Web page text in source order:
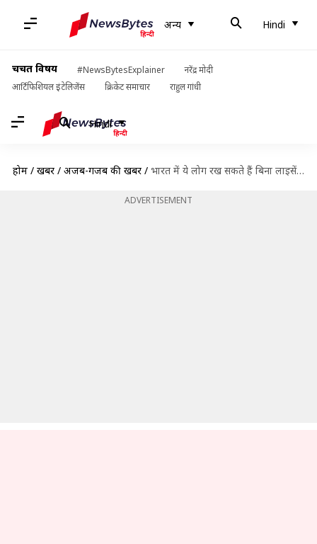
अन्य Hindi
चर्चित विषय #NewsBytesExplainer
नरेंद्र मोदी
आर्टिफिशियल इंटेलिजेंस
क्रिकेट समाचार राहुल गांधी
Hindi
होम / खबरें / अजब-गजब की खबरें / भारत में ये लोग रख सकते हैं बिना लाइसेंस के हथियार, सरकार ने दी है छूट
ADVERTISEMENT